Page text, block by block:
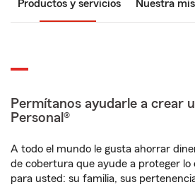
Productos y servicios Nuestra
Permítanos ayudarle a crear
Personal®
A todo el mundo le gusta ahorrar
de cobertura que ayude a proteger
para usted: su familia, sus